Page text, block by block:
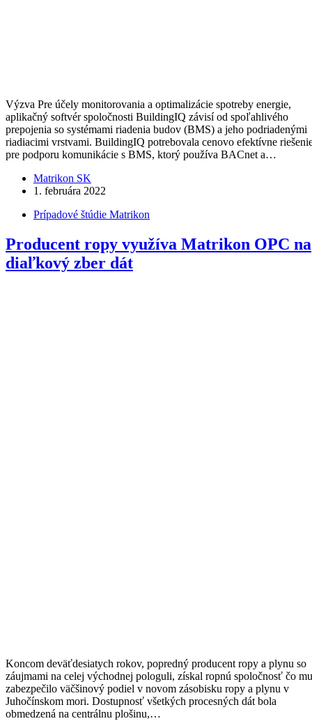
Výzva Pre účely monitorovania a optimalizácie spotreby energie,
aplikačný softvér spoločnosti BuildingIQ závisí od spoľahlivého
prepojenia so systémami riadenia budov (BMS) a jeho podriadenými
riadiacimi vrstvami. BuildingIQ potrebovala cenovo efektívne
pre podporu komunikácie s BMS, ktorý používa BACnet a…
Matrikon SK
1. februára 2022
Prípadové štúdie Matrikon
Producent ropy využíva Matrikon OPC na
diaľkový zber dát
Koncom deväťdesiatych rokov, popredný producent ropy a plynu so
záujmami na celej východnej pologuli, získal ropnú spoločnosť čo mu
zabezpečilo väčšinový podiel v novom zásobisku ropy a plynu v
Juhočínskom mori. Dostupnosť všetkých procesných dát bola
obmedzená na centrálnu plošinu,…